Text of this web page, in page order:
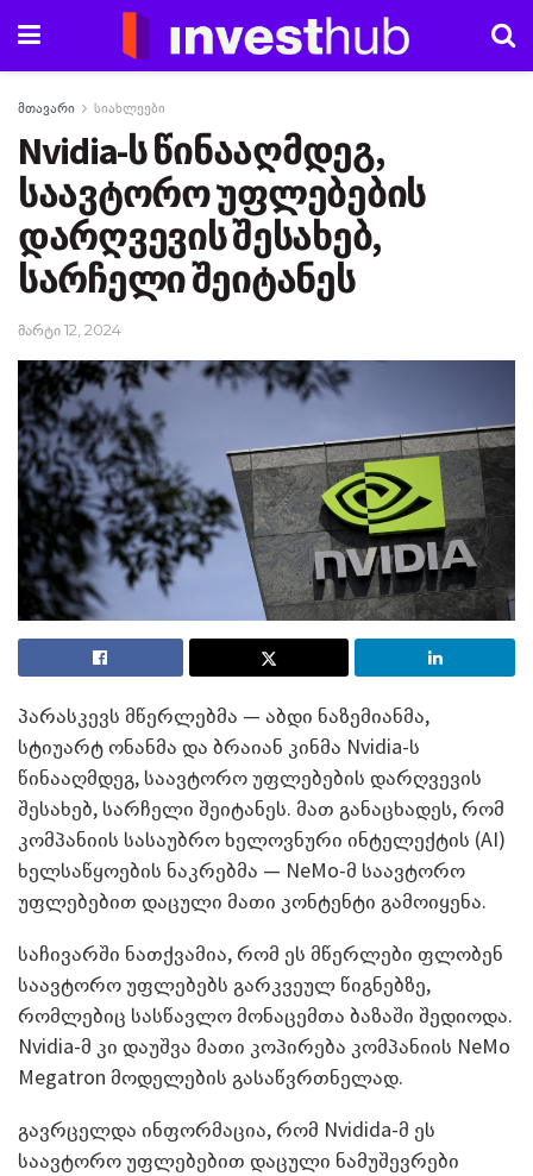
მთავარი სიახლეები
Nvidia-ს წინააღმდეგ,
საავტორო უფლებების
დარღვევის შესახებ,
სარჩელი შეიტანეს
მარტი 12, 2024
პარასკევს მწერლებმა — აბდი ნაზემიანმა,
სტიუარტ ონანმა და ბრაიან კინმა Nvidia-ს
წინააღმდეგ, საავტორო უფლებების დარღვევის
შესახებ, სარჩელი შეიტანეს. მათ განაცხადეს, რომ
კომპანიის სასაუბრო ხელოვნური ინტელექტის (AI)
ხელსაწყოების ნაკრებმა — NeMo-მ საავტორო
უფლებებით დაცული მათი კონტენტი გამოიყენა.
საჩივარში ნათქვამია, რომ ეს მწერლები ფლობენ
საავტორო უფლებებს გარკვეულ წიგნებზე,
რომლებიც სასწავლო მონაცემთა ბაზაში შედიოდა.
Nvidia-მ კი დაუშვა მათი კოპირება კომპანიის NeMo
Megatron მოდელების გასაწვრთნელად.
გავრცელდა ინფორმაცია, რომ Nvidida-მ ეს
საავტორო უფლებებით დაცული ნამუშევრები